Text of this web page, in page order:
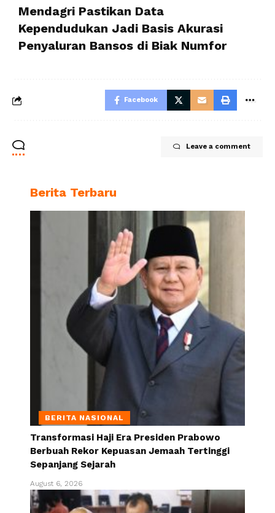
Mendagri Pastikan Data
Kependudukan Jadi Basis Akurasi
Penyaluran Bansos di Biak Numfor
Facebook
Leave a comment
Berita Terbaru
BERITA NASIONAL
Transformasi Haji Era Presiden Prabowo
Berbuah Rekor Kepuasan Jemaah Tertinggi
Sepanjang Sejarah
August 6, 2026